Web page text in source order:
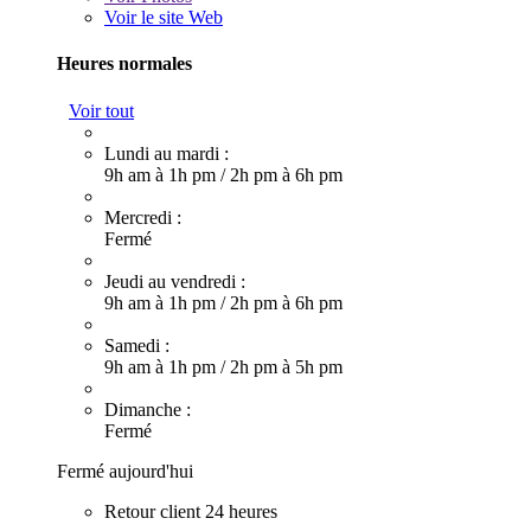
Voir le site Web
Heures normales
Voir tout
Lundi au mardi :
9h am à 1h pm / 2h pm à 6h pm
Mercredi :
Fermé
Jeudi au vendredi :
9h am à 1h pm / 2h pm à 6h pm
Samedi :
9h am à 1h pm / 2h pm à 5h pm
Dimanche :
Fermé
Fermé aujourd'hui
Retour client 24 heures